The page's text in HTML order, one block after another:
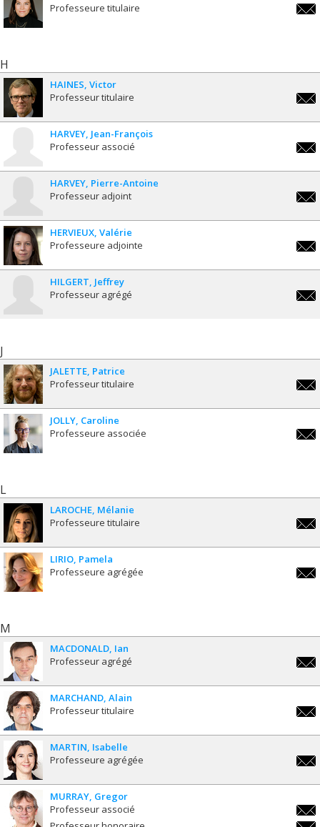
Professeure titulaire
H
HAINES Victor
Professeur titulaire
HARVEY Jean-François
Professeur associé
HARVEY Pierre-Antoine
Professeur adjoint
HERVIEUX Valérie
Professeure adjointe
HILGERT Jeffrey
Professeur agrégé
J
JALETTE Patrice
Professeur titulaire
JOLLY Caroline
Professeure associée
L
LAROCHE Mélanie
Professeure titulaire
LIRIO Pamela
Professeure agrégée
M
MACDONALD Ian
Professeur agrégé
MARCHAND Alain
Professeur titulaire
MARTIN Isabelle
Professeure agrégée
MURRAY Gregor
Professeur associé